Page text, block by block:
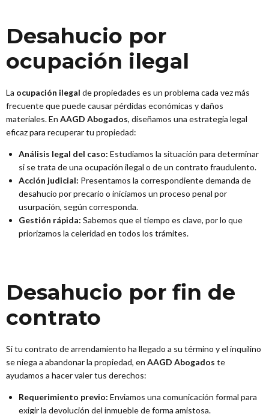
Desahucio por
ocupación ilegal
La ocupación ilegal de propiedades es un problema cada vez más
frecuente que puede causar pérdidas económicas y daños
materiales. En AAGD Abogados, diseñamos una estrategia legal
eficaz para recuperar tu propiedad:
Análisis legal del caso: Estudiamos la situación para determinar
si se trata de una ocupación ilegal o de un contrato fraudulento.
Acción judicial: Presentamos la correspondiente demanda de
desahucio por precario o iniciamos un proceso penal por
usurpación, según corresponda.
Gestión rápida: Sabemos que el tiempo es clave, por lo que
priorizamos la celeridad en todos los trámites.
Desahucio por fin de
contrato
Si tu contrato de arrendamiento ha llegado a su término y el inquilino
se niega a abandonar la propiedad, en AAGD Abogados te
ayudamos a hacer valer tus derechos:
Requerimiento previo: Enviamos una comunicación formal para
exigir la devolución del inmueble de forma amistosa.